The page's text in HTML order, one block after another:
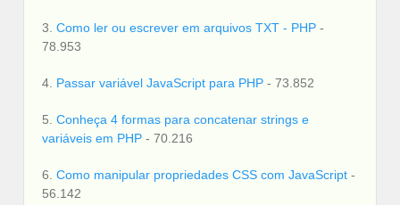
3. Como ler ou escrever em arquivos TXT - PHP -
78.953
4. Passar variável JavaScript para PHP - 73.852
5. Conheça 4 formas para concatenar strings e
variáveis em PHP - 70.216
6. Como manipular propriedades CSS com JavaScript -
56.142